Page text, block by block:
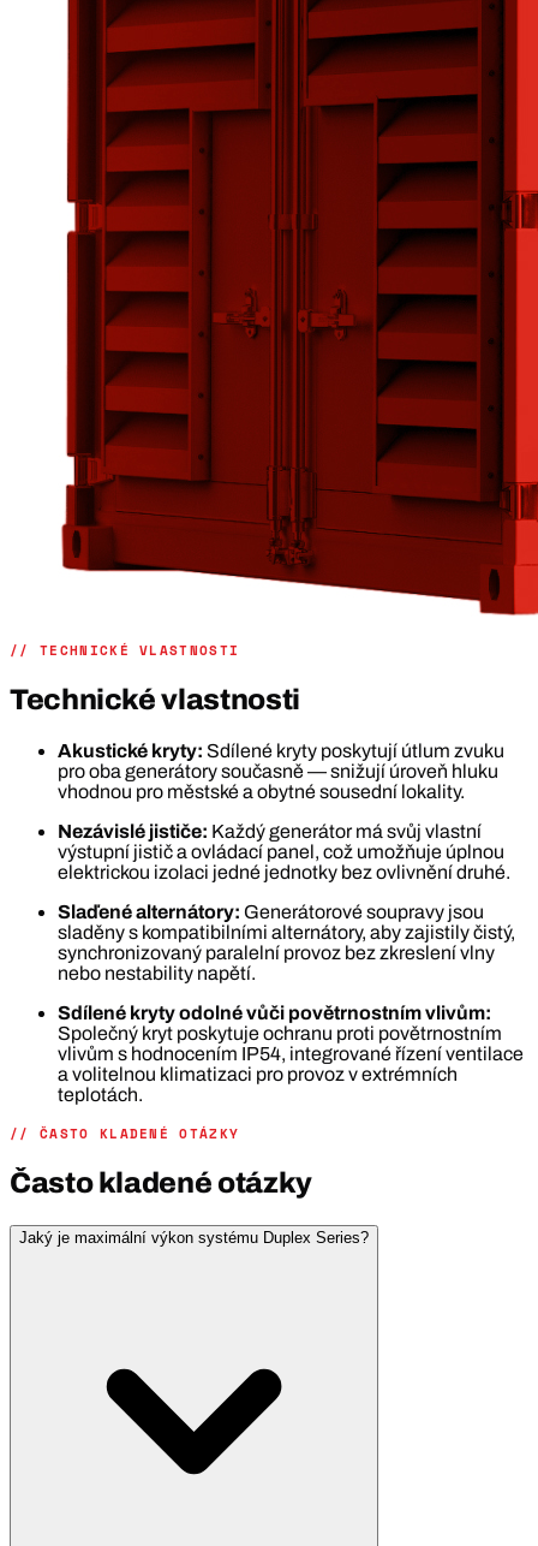
// TECHNICKÉ VLASTNOSTI
Technické vlastnosti
Akustické kryty: Sdílené kryty poskytují útlum zvuku
pro oba generátory současně — snižují úroveň hluku
vhodnou pro městské a obytné sousední lokality.
Nezávislé jističe: Každý generátor má svůj vlastní
výstupní jistič a ovládací panel, což umožňuje úplnou
elektrickou izolaci jedné jednotky bez ovlivnění druhé.
Slaďené alternátory: Generátorové soupravy jsou
sladěny s kompatibilními alternátory, aby zajistily čistý,
synchronizovaný paralelní provoz bez zkreslení vlny
nebo nestability napětí.
Sdílené kryty odolné vůči povětrnostním vlivům:
Společný kryt poskytuje ochranu proti povětrnostním
vlivům s hodnocením IP54, integrované řízení ventilace
a volitelnou klimatizaci pro provoz v extrémních
teplotách.
// ČASTO KLADENÉ OTÁZKY
Často kladené otázky
Jaký je maximální výkon systému Duplex Series?